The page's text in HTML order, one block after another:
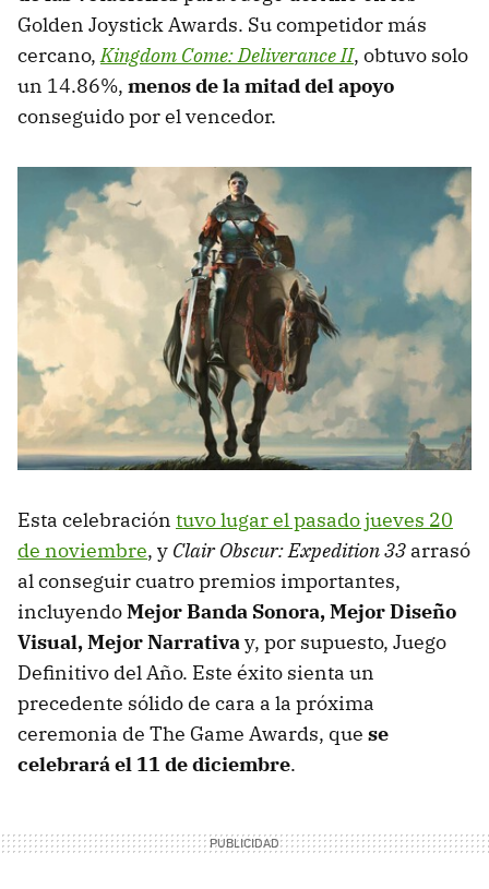
Golden Joystick Awards. Su competidor más
cercano,Kingdom Come: Deliverance II, obtuvo solo
un 14.86%, menos de la mitad del apoyo
conseguido por el vencedor.
Esta celebración tuvo lugar el pasado jueves 20
de noviembre, y Clair Obscur: Expedition 33 arrasó
al conseguir cuatro premios importantes,
incluyendoMejor Banda Sonora, Mejor Diseño
Visual, Mejor Narrativay, por supuesto, Juego
Definitivo del Año. Este éxito sienta un
precedente sólido de cara a la próxima
ceremonia de The Game Awards, que se
celebrará el 11 de diciembre.